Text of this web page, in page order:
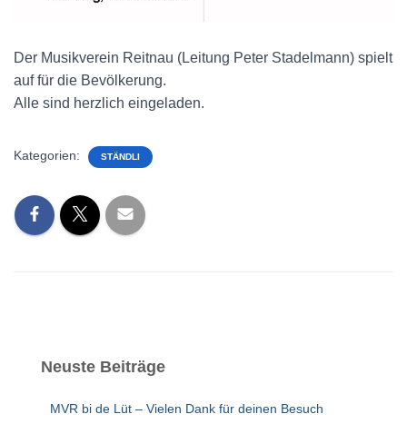
Der Musikverein Reitnau (Leitung Peter Stadelmann) spielt
auf für die Bevölkerung.
Alle sind herzlich eingeladen.
Kategorien: STÄNDLI
Neuste Beiträge
MVR bi de Lüt – Vielen Dank für deinen Besuch